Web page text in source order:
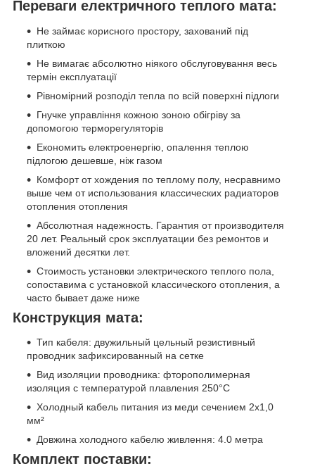
Переваги електричного теплого мата:
Не займає корисного простору, захований під
плиткою
Не вимагає абсолютно ніякого обслуговування весь
термін експлуатації
Рівномірний розподіл тепла по всій поверхні підлоги
Гнучке управління кожною зоною обігріву за
допомогою терморегуляторів
Економить електроенергію, опалення теплою
підлогою дешевше, ніж газом
Комфорт от хождения по теплому полу, несравнимо
выше чем от использования классических радиаторов
отопления отопления
Абсолютная надежность. Гарантия от производителя
20 лет. Реальный срок эксплуатации без ремонтов и
вложений десятки лет.
Стоимость установки электрического теплого пола,
сопоставима с установкой классического отопления, а
часто бывает даже ниже
Конструкция мата:
Тип кабеля: двужильный цельный резистивный
проводник зафиксированный на сетке
Вид изоляции проводника: фторополимерная
изоляция с температурой плавления 250°C
Холодный кабель питания из меди сечением 2х1,0
мм²
Довжина холодного кабелю живлення: 4.0 метра
Комплект поставки: